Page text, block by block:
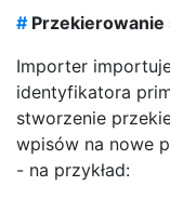
#Przekierowanie
Importer
identyfikatora
stworzenie
wpisów na nowe
- na przykład: